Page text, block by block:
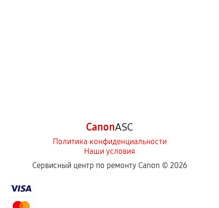
CanonASC
Политика конфиденциальности
Наши условия
Сервисный центр по ремонту Canon © 2026